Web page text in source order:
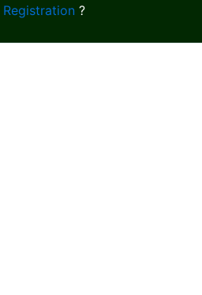
Registration?